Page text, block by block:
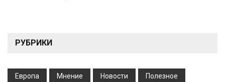
РУБРИКИ
Европа Мнение Новости Полезное